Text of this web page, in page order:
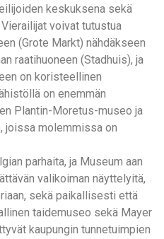
keskuksena sekä
voivat tutustua
(Grote Markt) nähdäkseen
raatihuoneen (Stadhuis), ja
on koristeellinen
on enemmän
Plantin-Moretus-museo ja
joissa molemmissa on
parhaita, ja Museum aan
valikoiman näyttelyitä,
sekä paikallisesti että
taidemuseo sekä Mayer
kaupungin tunnetuimpien